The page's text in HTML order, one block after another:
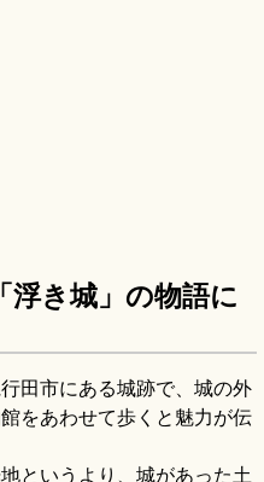
浮き城」の物語に
田市にある城跡で、城の外
をあわせて歩くと魅力が伝
というより、城があった土